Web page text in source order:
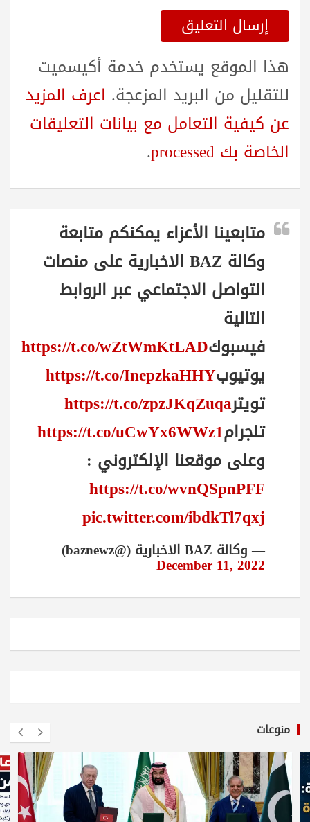
هذا الموقع يستخدم خدمة أكيسميت
للتقليل من البريد المزعجة. اعرف المزيد
عن كيفية التعامل مع بيانات التعليقات
الخاصة بك processed
.
متابعينا الأعزاء يمكنكم متابعة
وكالة BAZ الاخبارية على منصات
التواصل الاجتماعي عبر الروابط
التالية
فيسبوكhttps://t.co/wZtWmKtLAD
يوتيوبhttps://t.co/InepzkaHHY
تويترhttps://t.co/zpzJKqZuqa
تلجرامhttps://t.co/uCwYx6WWz1
وعلى موقعنا الإلكتروني :
https://t.co/wvnQSpnPFF
pic.twitter.com/ibdkTl7qxj
— وكالة BAZ الاخبارية (@baznewz)
December 11, 2022
منوعات